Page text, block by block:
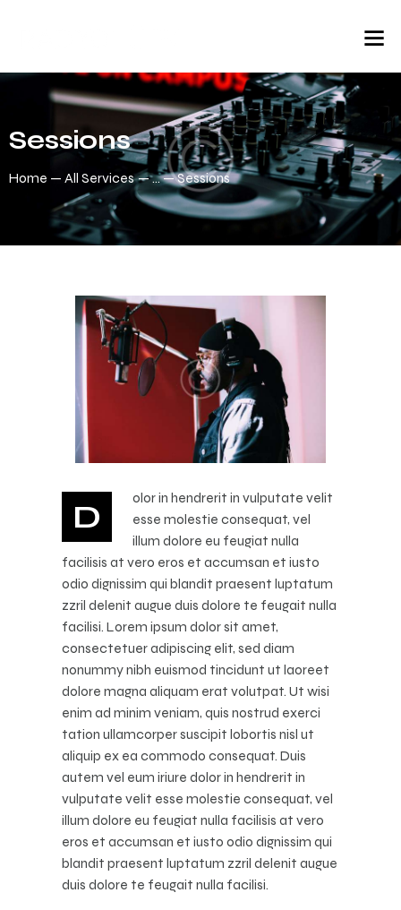
Sessions
Home All Services ... Sessions
D
olor in hendrerit in vulputate velit
esse molestie consequat, vel
illum dolore eu feugiat nulla
facilisis at vero eros et accumsan et iusto
odio dignissim qui blandit praesent luptatum
zzril delenit augue duis dolore te feugait nulla
facilisi. Lorem ipsum dolor sit amet,
consectetuer adipiscing elit, sed diam
nonummy nibh euismod tincidunt ut laoreet
dolore magna aliquam erat volutpat. Ut wisi
enim ad minim veniam, quis nostrud exerci
tation ullamcorper suscipit lobortis nisl ut
aliquip ex ea commodo consequat. Duis
autem vel eum iriure dolor in hendrerit in
vulputate velit esse molestie consequat, vel
illum dolore eu feugiat nulla facilisis at vero
eros et accumsan et iusto odio dignissim qui
blandit praesent luptatum zzril delenit augue
duis dolore te feugait nulla facilisi.